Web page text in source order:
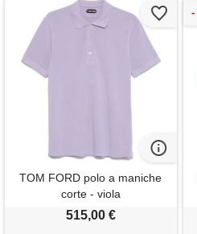
TOM FORD polo a maniche
corte - viola
515,00 €